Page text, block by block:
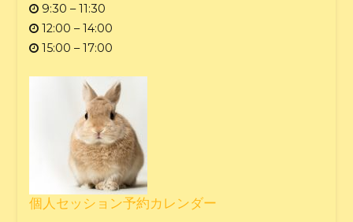
9:30 – 11:30
12:00 – 14:00
15:00 – 17:00
個人セッション予約カレンダー